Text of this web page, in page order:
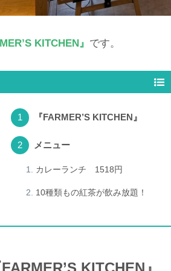
KITCHEN』 です。
『FARMER’S KITCHEN』
メニュー
カレーランチ 1518円
10種類もの紅茶が飲み放題！
FARMER’S KITCHEN』